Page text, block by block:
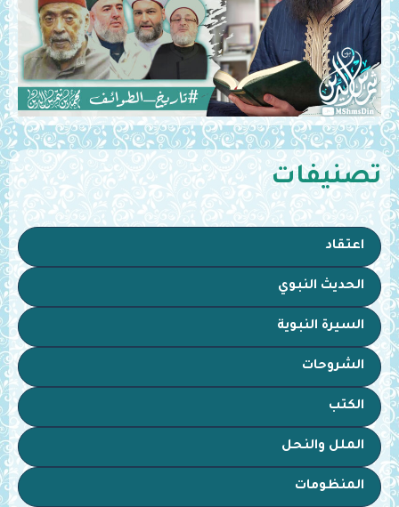
تصنيفات
اعتقاد
الحديث النبوي
السيرة النبوية
الشروحات
الكتب
الملل والنحل
المنظومات